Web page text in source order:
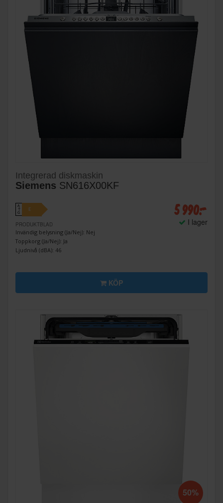
Integrerad diskmaskin
Siemens SN616X00KF
A
↑
G
E
PRODUKTBLAD
Invändig belysning (Ja/Nej): Nej
Toppkorg (Ja/Nej): Ja
Ljudnivå (dBA): 46
5 990:-
I lager
KÖP
50%